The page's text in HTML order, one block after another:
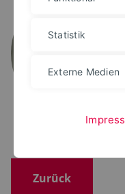
Zurück
Statistik
Externe Medien